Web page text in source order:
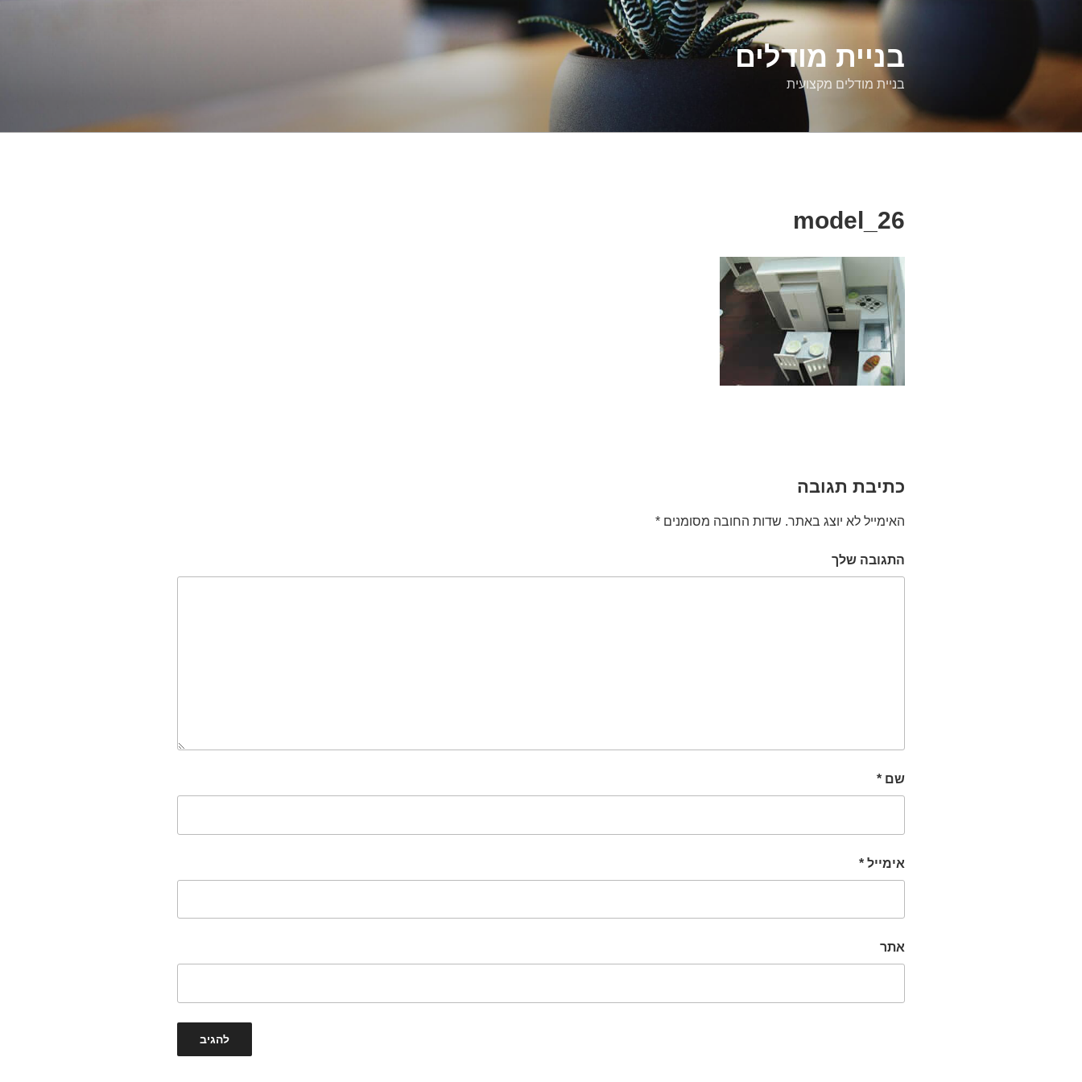
בניית מודלים
בניית מודלים מקצועית
model_26
כתיבת תגובה
האימייל לא יוצג באתר. שדות החובה מסומנים *
התגובה שלך
שם *
אימייל *
אתר